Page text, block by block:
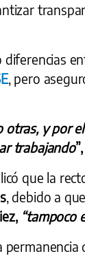
, pero
otras, y por
trabajando”,
que la
, debido a
“tampoco
permanencia